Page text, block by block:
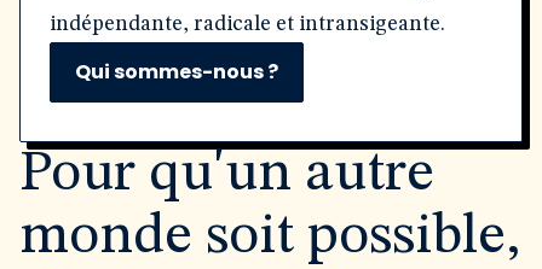
indépendante, radicale et intransigeante.
Qui sommes-nous ?
Pour qu'un autre
monde soit possible,